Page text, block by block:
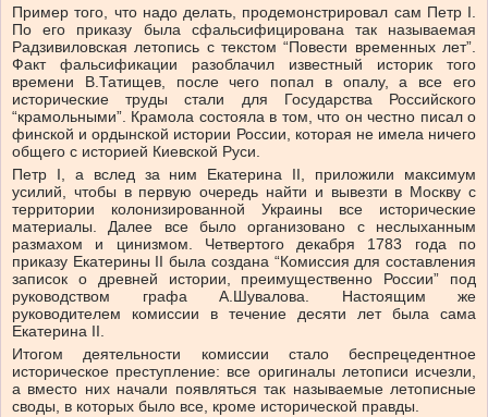
Пример того, что надо делать, продемонстрировал сам Петр І.
По его приказу была сфальсифицирована так называемая
Радзивиловская летопись с текстом “Повести временных лет”.
Факт фальсификации разоблачил известный историк того
времени В.Татищев, после чего попал в опалу, а все его
исторические труды стали для Государства Российского
“крамольными”. Крамола состояла в том, что он честно писал о
финской и ордынской истории России, которая не имела ничего
общего с историей Киевской Руси.
Петр І, а вслед за ним Екатерина II, приложили максимум
усилий, чтобы в первую очередь найти и вывезти в Москву с
территории колонизированной Украины все исторические
материалы. Далее все было организовано с неслыханным
размахом и цинизмом. Четвертого декабря 1783 года по
приказу Екатерины II была создана “Комиссия для составления
записок о древней истории, преимущественно России” под
руководством графа А.Шувалова. Настоящим же
руководителем комиссии в течение десяти лет была сама
Екатерина II.
Итогом деятельности комиссии стало беспрецедентное
историческое преступление: все оригиналы летописи исчезли,
а вместо них начали появляться так называемые летописные
своды, в которых было все, кроме исторической правды.